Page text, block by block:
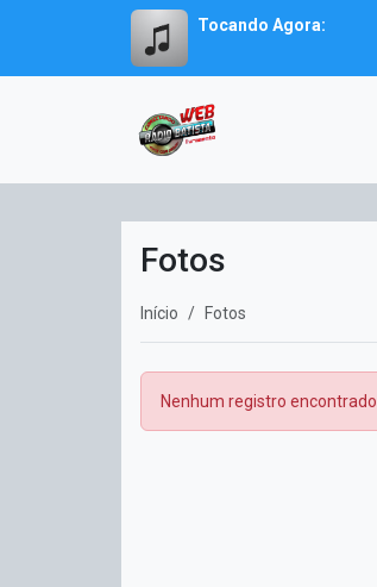
Tocando Agora:
Fotos
Início Fotos
Nenhum registro encontrado.